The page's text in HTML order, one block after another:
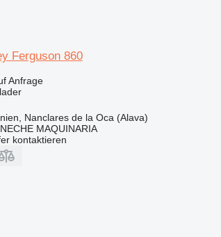
Ferguson 860
Anfrage
Nanclares de la Oca (Alava)
MAQUINARIA
kontaktieren